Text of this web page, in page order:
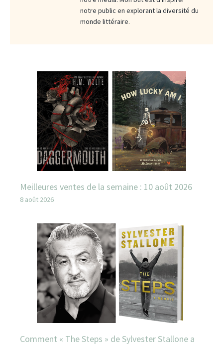
notre public en explorant la diversité du
monde littéraire.
Meilleures ventes de la semaine : 10 août 2026
8 août 2026
Comment « The Steps » de Sylvester Stallone a